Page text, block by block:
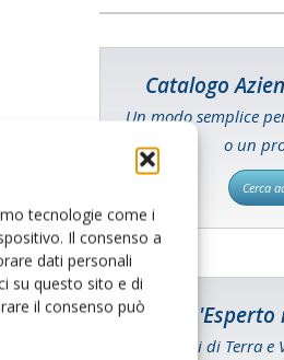
tecnologie come i
Il consenso a
dati personali
su questo sito e di
il consenso può
Catalogo
Un modo semplice
o un
Cerca
I consigli di Terra